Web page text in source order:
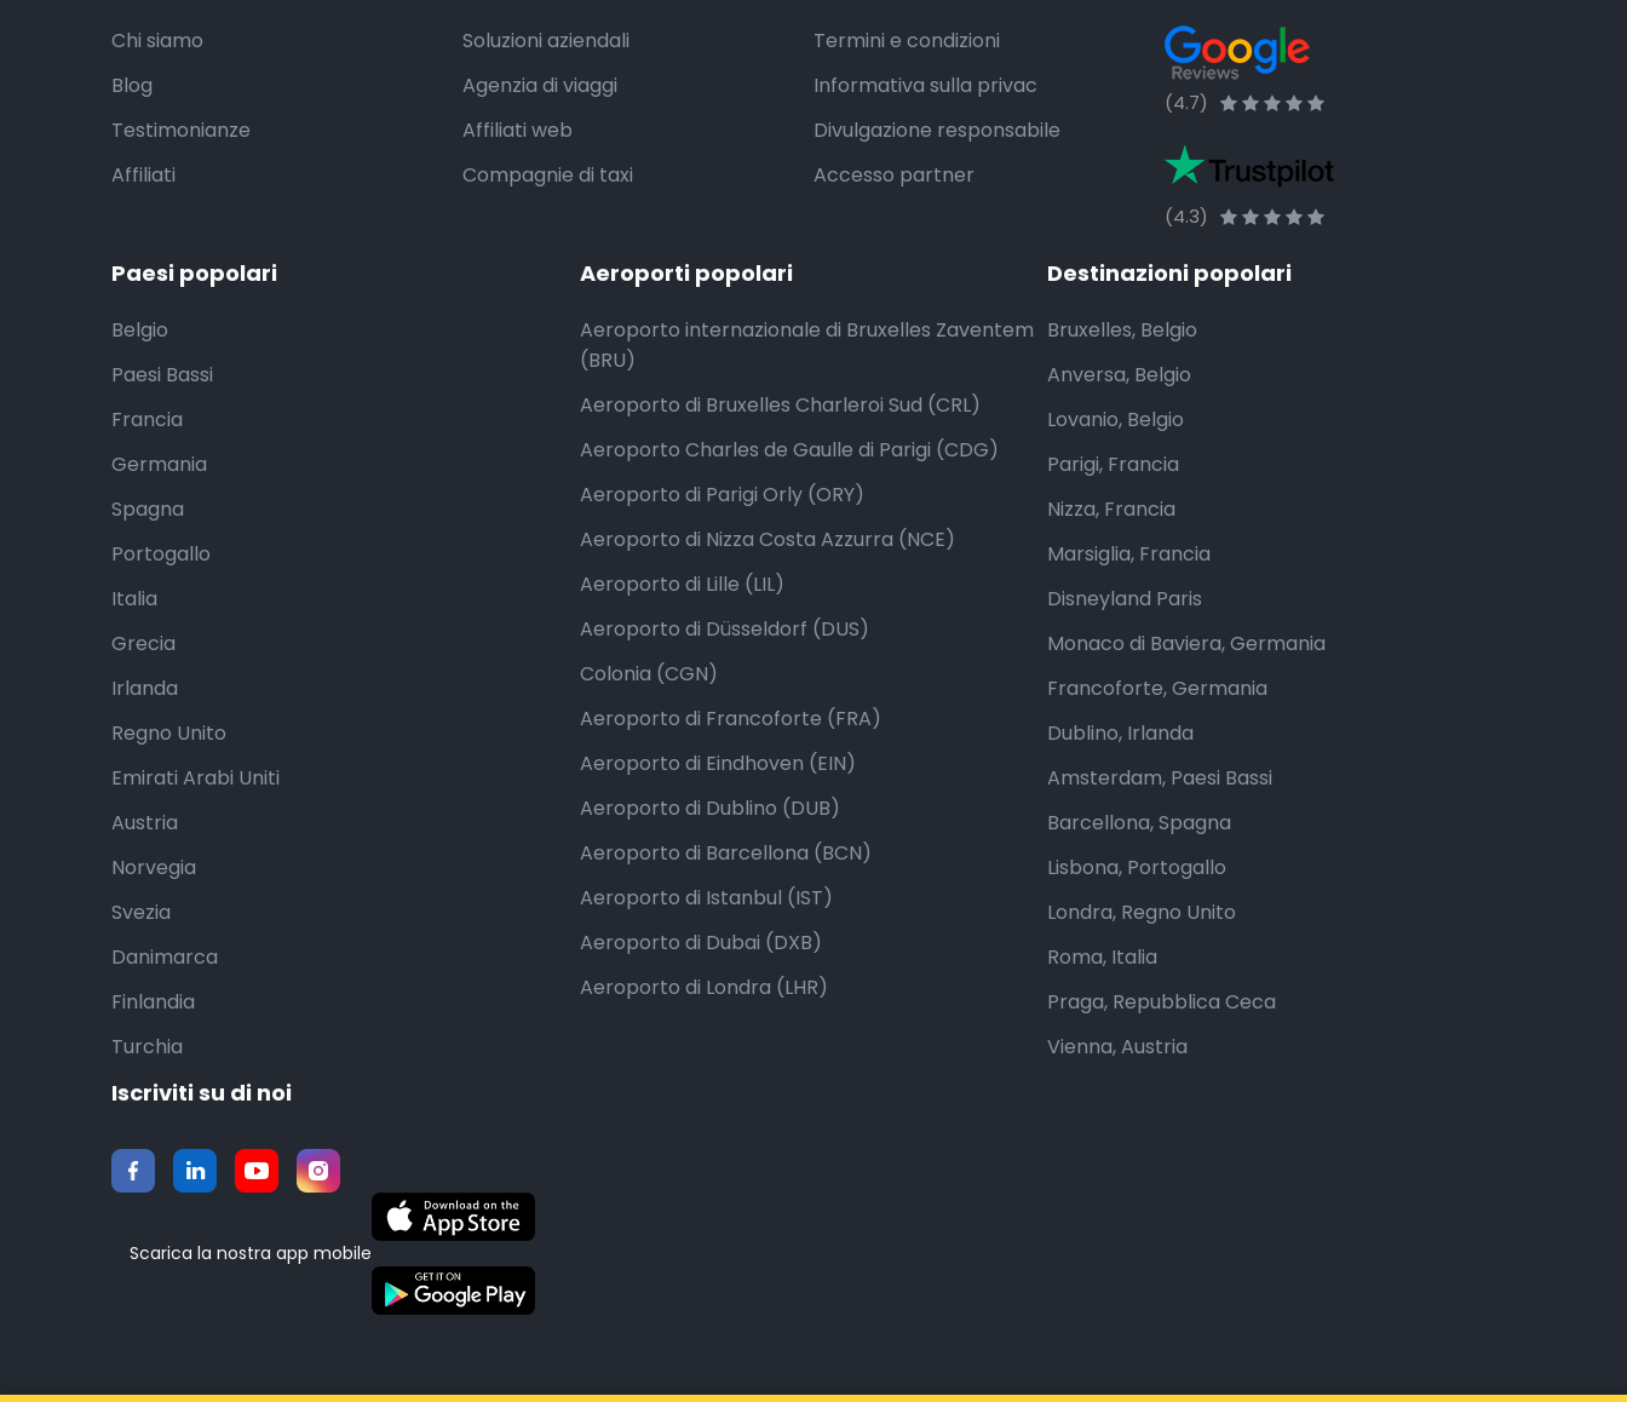
Chi siamo
Blog
Testimonianze
Affiliati
Soluzioni aziendali
Agenzia di viaggi
Affiliati web
Compagnie di taxi
Termini e condizioni
Informativa sulla privac
Divulgazione responsabile
Accesso partner
(4.7)
(4.3)
Paesi popolari
Belgio
Paesi Bassi
Francia
Germania
Spagna
Portogallo
Italia
Grecia
Irlanda
Regno Unito
Emirati Arabi Uniti
Austria
Norvegia
Svezia
Danimarca
Finlandia
Turchia
Aeroporti popolari
Aeroporto internazionale di Bruxelles Zaventem
(BRU)
Aeroporto di Bruxelles Charleroi Sud (CRL)
Aeroporto Charles de Gaulle di Parigi (CDG)
Aeroporto di Parigi Orly (ORY)
Aeroporto di Nizza Costa Azzurra (NCE)
Aeroporto di Lille (LIL)
Aeroporto di Düsseldorf (DUS)
Colonia (CGN)
Aeroporto di Francoforte (FRA)
Aeroporto di Eindhoven (EIN)
Aeroporto di Dublino (DUB)
Aeroporto di Barcellona (BCN)
Aeroporto di Istanbul (IST)
Aeroporto di Dubai (DXB)
Aeroporto di Londra (LHR)
Destinazioni popolari
Bruxelles, Belgio
Anversa, Belgio
Lovanio, Belgio
Parigi, Francia
Nizza, Francia
Marsiglia, Francia
Disneyland Paris
Monaco di Baviera, Germania
Francoforte, Germania
Dublino, Irlanda
Amsterdam, Paesi Bassi
Barcellona, Spagna
Lisbona, Portogallo
Londra, Regno Unito
Roma, Italia
Praga, Repubblica Ceca
Vienna, Austria
Iscriviti su di noi
Scarica la nostra app mobile